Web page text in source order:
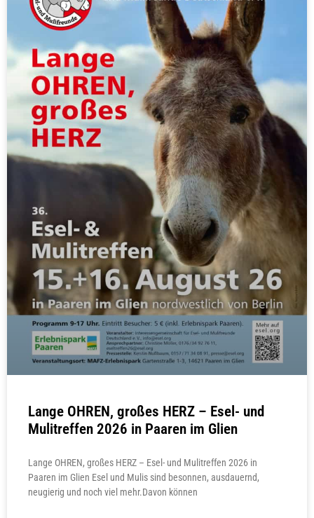
Lange OHREN, großes HERZ – Esel- und
Mulitreffen 2026 in Paaren im Glien
Lange OHREN, großes HERZ – Esel- und Mulitreffen 2026 in
Paaren im Glien Esel und Mulis sind besonnen, ausdauernd,
neugierig und noch viel mehr.Davon können